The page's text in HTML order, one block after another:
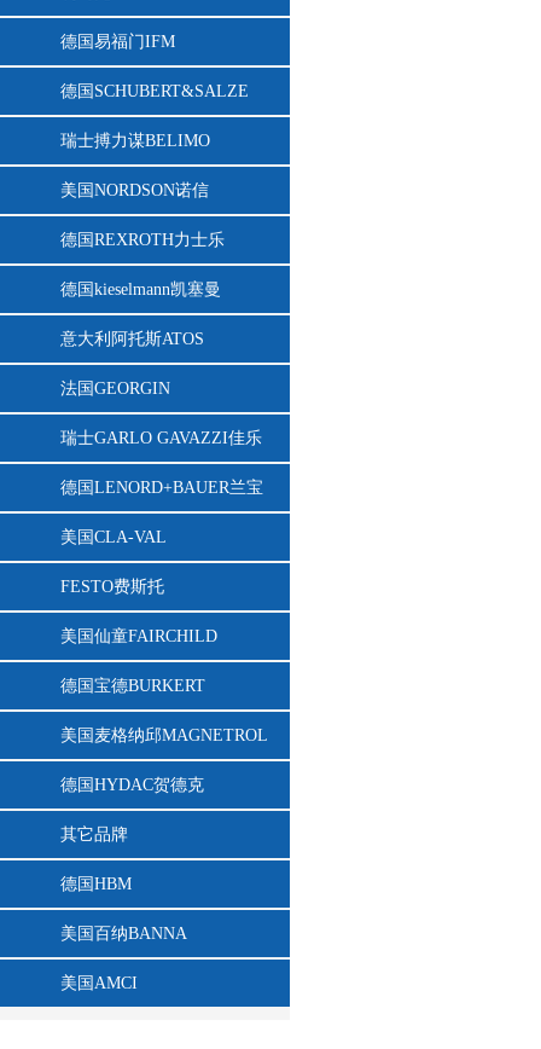
德国易福门IFM
德国SCHUBERT&SALZE
瑞士搏力谋BELIMO
美国NORDSON诺信
德国REXROTH力士乐
德国kieselmann凯塞曼
意大利阿托斯ATOS
法国GEORGIN
瑞士GARLO GAVAZZI佳乐
德国LENORD+BAUER兰宝
美国CLA-VAL
FESTO费斯托
美国仙童FAIRCHILD
德国宝德BURKERT
美国麦格纳邱MAGNETROL
德国HYDAC贺德克
其它品牌
德国HBM
美国百纳BANNA
美国AMCI